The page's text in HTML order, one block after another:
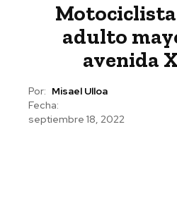
adulto
avenida
Por: Misael Ulloa
Fecha:
septiembre 18, 2022